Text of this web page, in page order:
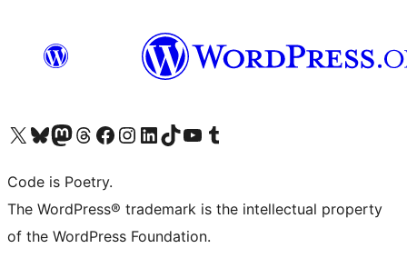
Visita il nostro account X (ex Twitter)
Visita il nostro account Bluesky
Visita il nostro account Mastodon
Visita il nostro account Threads
Visita la nostra pagina Facebook
Visita il nostro account Instagram
Visita il nostro account LinkedIn
Visita il nostro account TikTok
Visita il nostro canale YouTube
Visita il nostro account Tumblr
Code is Poetry.
The WordPress® trademark is the intellectual property
of the WordPress Foundation.